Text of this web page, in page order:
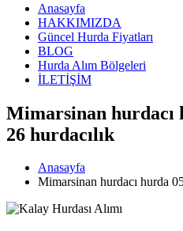
Anasayfa
HAKKIMIZDA
Güncel Hurda Fiyatları
BLOG
Hurda Alım Bölgeleri
İLETİŞİM
Mimarsinan hurdacı
26 hurdacılık
Anasayfa
Mimarsinan hurdacı hurda